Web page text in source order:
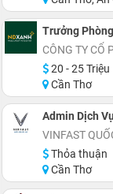
Trưởng
CÔNG TY CỔ
20 - 25 Triệu
Cần Thơ
Admin Dịch
VINFAST
Thỏa thuận
Cần Thơ